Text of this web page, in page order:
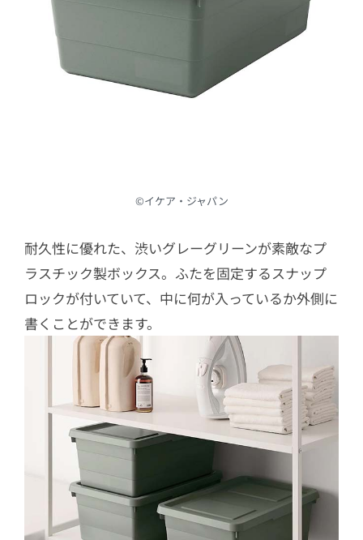
©︎イケア・ジャパン
耐久性に優れた、渋いグレーグリーンが素敵なプ
ラスチック製ボックス。ふたを固定するスナップ
ロックが付いていて、中に何が入っているか外側に
書くことができます。